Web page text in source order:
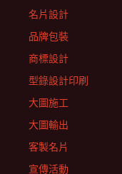
名片設計
品牌包裝
商標設計
型錄設計印刷
大圖施工
大圖輸出
客製名片
宣傳活動